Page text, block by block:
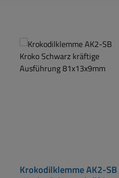
Krokodilklemme AK2-SB